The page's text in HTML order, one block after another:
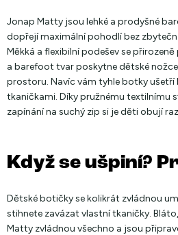
Jonap Matty jsou lehké a prodyšné
dopřejí maximální pohodlí bez
Měkká a flexibilní podešev se
a barefoot tvar poskytne dětské
prostoru. Navíc vám tyhle botky
tkaničkami. Díky pružnému textilnímu
zapínání na suchý zip si je děti obují
Když se ušpiní?
Dětské botičky se kolikrát zvládnou
stihnete zavázat vlastní tkaničky.
Matty zvládnou všechno a jsou